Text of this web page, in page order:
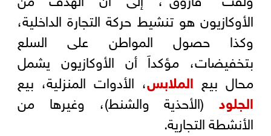
الأوكازيون هو تنشيط حركة التجارة الداخلية،
وكذا حصول المواطن على السلع
بتخفيضات، مؤكداَ أن الأوكازيون يشمل
محال بيع الملابس، الأدوات المنزلية، بيع
الجلود(الأحذية والشنط)، وغيرها من
الأنشطة التجارية.